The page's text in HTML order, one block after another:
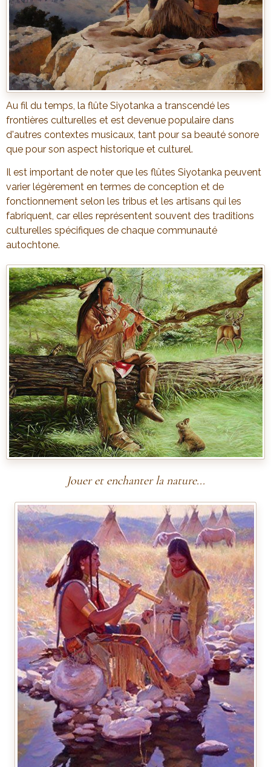
Au fil du temps, la flûte Siyotanka a transcendé les
frontières culturelles et est devenue populaire dans
d'autres contextes musicaux, tant pour sa beauté sonore
que pour son aspect historique et culturel.
Il est important de noter que les flûtes Siyotanka peuvent
varier légèrement en termes de conception et de
fonctionnement selon les tribus et les artisans qui les
fabriquent, car elles représentent souvent des traditions
culturelles spécifiques de chaque communauté
autochtone.
Jouer et enchanter la nature...